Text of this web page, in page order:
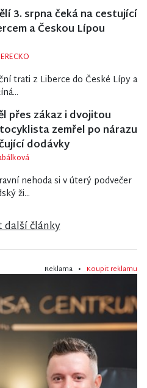
3. srpna čeká na cestující
a Českou Lípou
trati z Liberce do České Lípy a
přes zákaz i dvojitou
zemřel po nárazu
dodávky
nehoda si v úterý podvečer
ži...
články
Reklama • Koupit reklamu